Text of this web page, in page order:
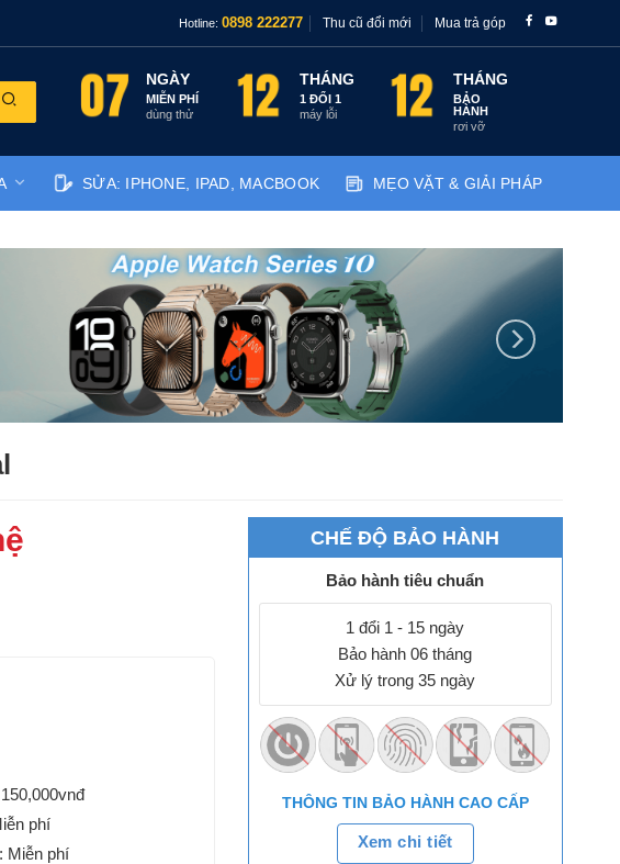
Hotline: 0898 222277 Thu cũ đổi mới Mua trả góp
NGÀY
MIỄN PHÍ
dùng thử
THÁNG
1 ĐỔI 1
máy lỗi
THÁNG
BẢO
HÀNH
rơi vỡ
SỬA: IPHONE, IPAD, MACBOOK MẸO VẶT & GIẢI PHÁP
phí
Miễn phí
CHẾ ĐỘ BẢO HÀNH
Bảo hành tiêu chuẩn
1 đổi 1 - 15 ngày
Bảo hành 06 tháng
Xử lý trong 35 ngày
THÔNG TIN BẢO HÀNH CAO CẤP
Xem chi tiết